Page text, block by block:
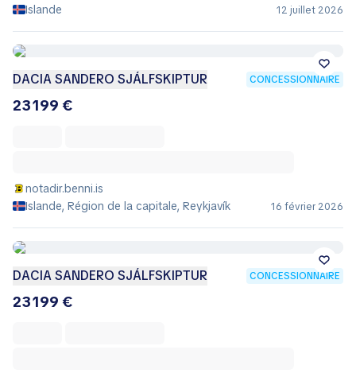
Islande
12 juillet 2026
DACIA SANDERO SJÁLFSKIPTUR CONCESSIONNAIRE
23 199 €
notadir.benni.is
Islande, Région de la capitale, Reykjavík
16 février 2026
DACIA SANDERO SJÁLFSKIPTUR CONCESSIONNAIRE
23 199 €